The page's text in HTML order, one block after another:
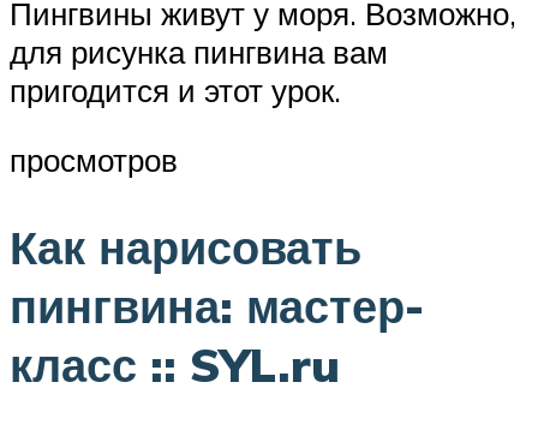
Пингвины живут у моря. Возможно,
для рисунка пингвина вам
пригодится и этот урок.
просмотров
Как нарисовать
пингвина: мастер-
класс :: SYL.ru